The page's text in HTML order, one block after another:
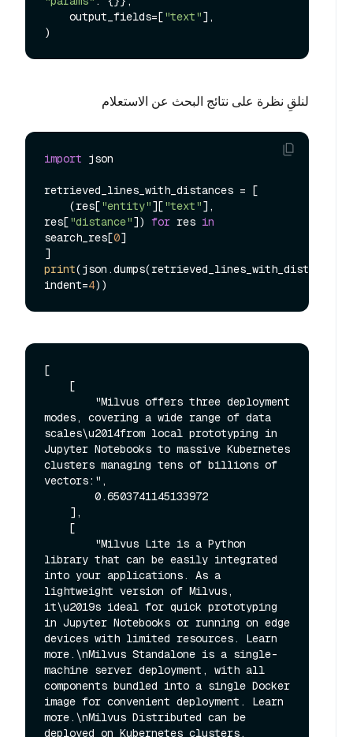
    output_fields=[
"text"],
لنلقِ نظرة على نتائج البحث عن الاستعلام
import json
retrieved_lines_with_distances = [
    (res[
"entity"]["text"],
res["distance"]) for res in
search_res[0]
print(json.dumps(retrieved_lines_with_distances,
indent=4
[
modes, covering a wide range of data
scales\u2014from local prototyping in
Jupyter Notebooks to massive Kubernetes
clusters managing tens of billions of
vectors:",
library that can be easily integrated
into your applications. As a
lightweight version of Milvus,
it\u2019s ideal for quick prototyping
in Jupyter Notebooks or running on edge
devices with limited resources. Learn
more.\nMilvus Standalone is a single-
machine server deployment, with all
components bundled into a single Docker
image for convenient deployment. Learn
more.\nMilvus Distributed can be
deployed on Kubernetes clusters,